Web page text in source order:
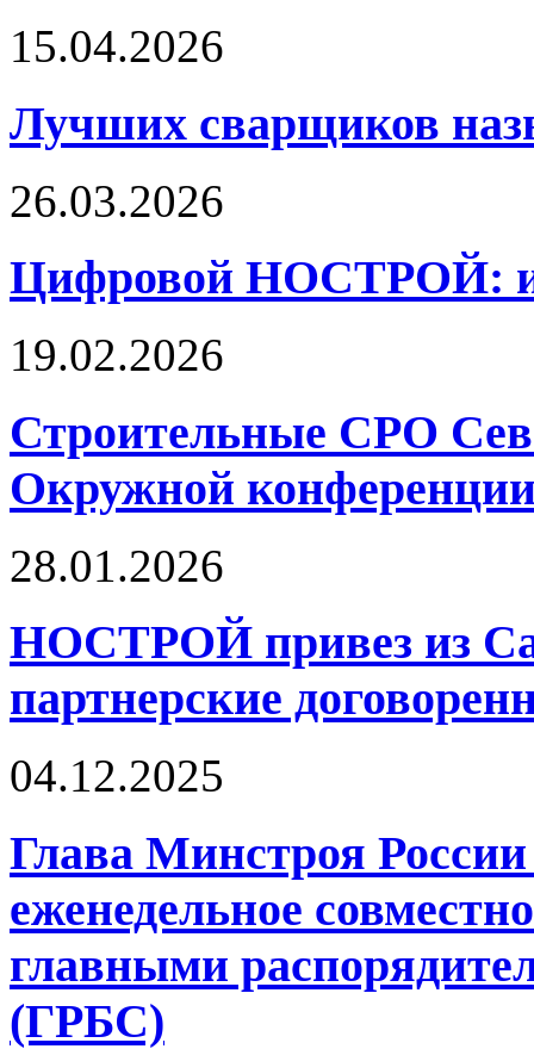
15.04.2026
Лучших сварщиков
26.03.2026
Цифровой НОСТРОЙ:
19.02.2026
Строительные СРО
Окружной
28.01.2026
НОСТРОЙ привез из
партнерские
04.12.2025
Глава Минстроя
еженедельное
главными
(ГРБС)